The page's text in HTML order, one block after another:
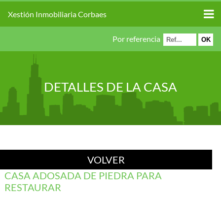
Xestión Inmobiliaria Corbaes
Por referencia
DETALLES DE LA CASA
VOLVER
CASA ADOSADA DE PIEDRA PARA
RESTAURAR